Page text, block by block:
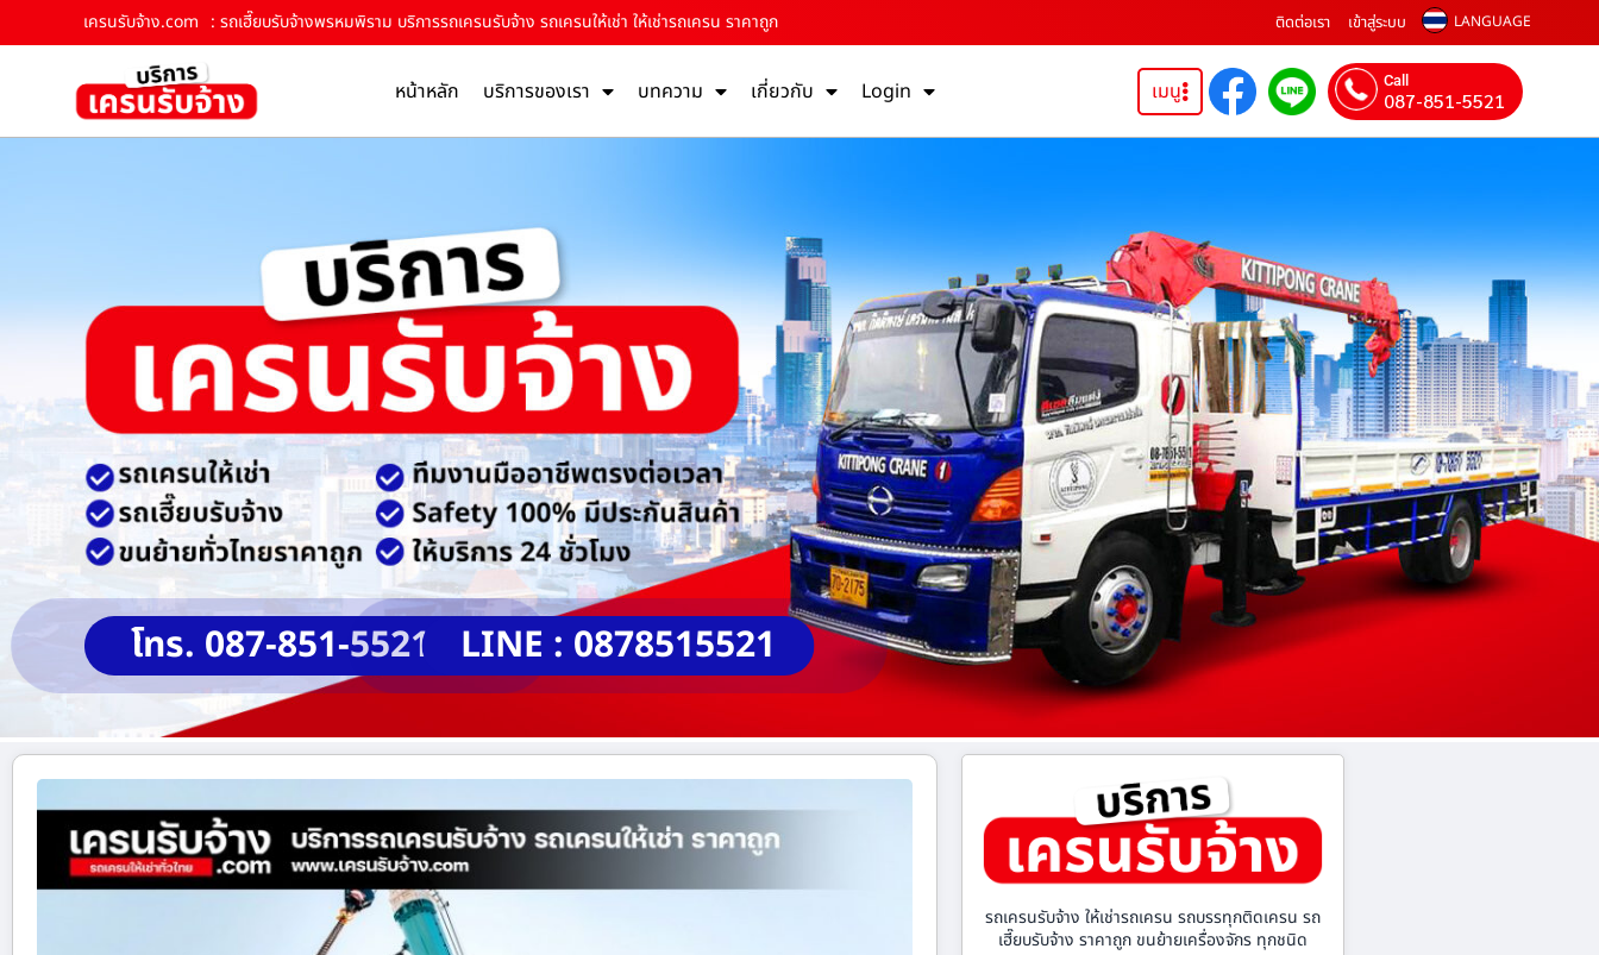
เครนรับจ้าง.com : รถเฮี๊ยบรับจ้างพรหมพิราม บริการรถเครนรับจ้าง รถเครนให้เช่า ให้เช่ารถเครน ราคาถูก ติดต่อเรา เข้าสู่ระบบ LANGUAGE
หน้าหลัก บริการของเรา บทความ เกี่ยวกับ Login เมนู Call
087-851-5521
โทร. 087-851-5521 LINE : 0878515521
รถเครนรับจ้าง ให้เช่ารถเครน รถบรรทุกติดเครน รถ
เฮี๊ยบรับจ้าง ราคาถูก ขนย้ายเครื่องจักร ทุกชนิด